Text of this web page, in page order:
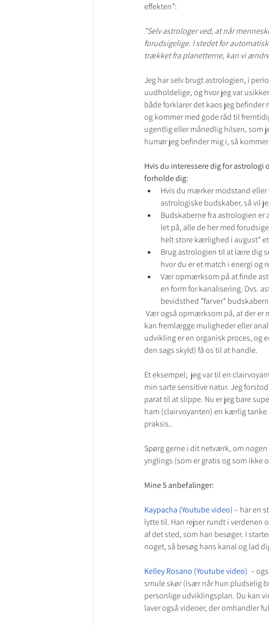
effekten”:
”Selv astrologer ved, at når
forudsigelige. I stedet for
trækket fra planetterne, kan vi
Jeg har selv brugt astrologien, i
uudholdelige, og hvor jeg var
både forklarer det kaos jeg
og kommer med gode råd til
ugentlig eller månedlig hilsen, som
humør jeg befinder mig i, så
Hvis du interessere dig for astrologi
forholde dig:
Hvis du mærker modstand eller
astrologiske budskaber, så vil
Budskaberne fra astrologien
let på, alle de her med
helt store kærlighed i august”
Brug astrologien til at lære dig
hvor du er et match i energi og
Vær opmærksom på at finde
en form for kanalisering. Dvs.
bevidsthed ”farver”
kan fremlægge muligheder eller
udvikling er en organisk proces, og
den sags skyld) få os til at handle.
Et eksempel;  jeg var til en
min sarte sensitive natur. Jeg
parat til at slippe. Nu er jeg bare
ham (clairvoyanten) en kærlig tanke
praksis..
Spørg gerne i dit netværk, om
ynglings (som er gratis og som ikke
Mine 5 anbefalinger:
Kaypacha (Youtube video) – har en
lytte til. Han rejser rundt i verdenen
af det sted, som han besøger. I
noget, så besøg hans kanal og lad
Kelley Rosano (Youtube video)
–
smule skør (især når hun pludselig
personlige udviklingsplan. Du kan
laver også videoer, der omhandler